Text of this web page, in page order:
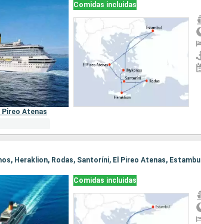
Comidas incluidas
Pireo Atenas
Heraklion, Rodas, Santoríni, El Pireo Atenas, Estambul
Comidas incluidas